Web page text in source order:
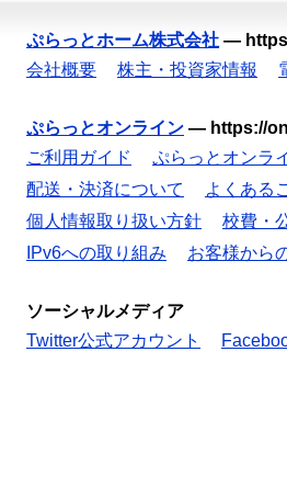
ぷらっとホーム株式会社 —
会社概要
株主・投資家情報
ぷらっとオンライン — https://
ご利用ガイド
ぷらっとオンラ
配送・決済について
よくある
個人情報取り扱い方針
校費・
IPv6への取り組み
お客様から
ソーシャルメディア
Twitter公式アカウント